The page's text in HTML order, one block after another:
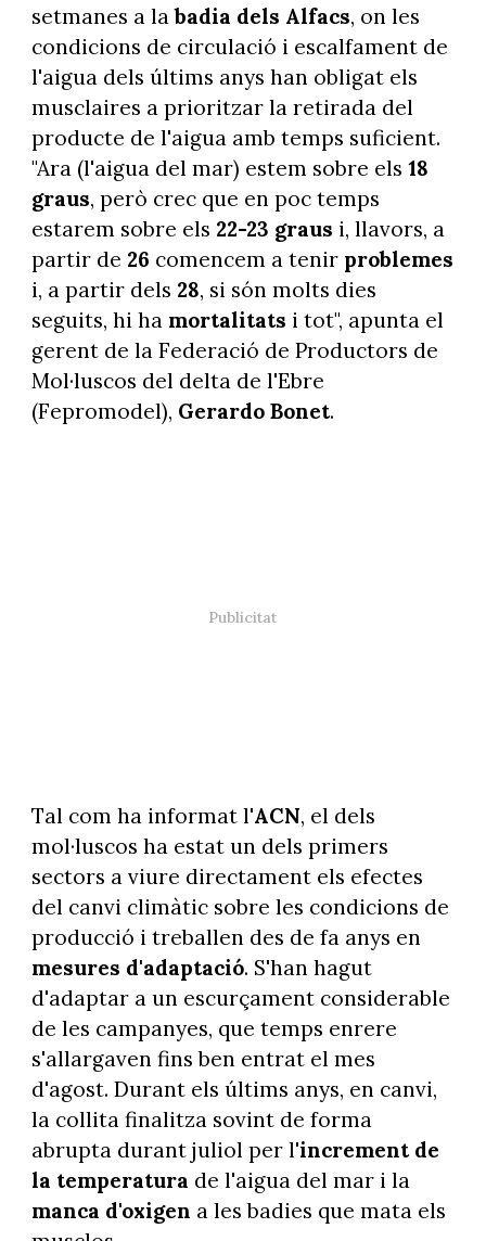
setmanes a la badia dels Alfacs, on les
condicions de circulació i escalfament de
l'aigua dels últims anys han obligat els
musclaires a prioritzar la retirada del
producte de l'aigua amb temps suficient.
"Ara (l'aigua del mar) estem sobre els 18
graus, però crec que en poc temps
estarem sobre els 22-23 graus i, llavors, a
partir de 26 comencem a tenir problemes
i, a partir dels 28, si són molts dies
seguits, hi ha mortalitats i tot", apunta el
gerent de la Federació de Productors de
Mol·luscos del delta de l'Ebre
(Fepromodel), Gerardo Bonet.
Tal com ha informat l'ACN, el dels
mol·luscos ha estat un dels primers
sectors a viure directament els efectes
del canvi climàtic sobre les condicions de
producció i treballen des de fa anys en
mesures d'adaptació. S'han hagut
d'adaptar a un escurçament considerable
de les campanyes, que temps enrere
s'allargaven fins ben entrat el mes
d'agost. Durant els últims anys, en canvi,
la collita finalitza sovint de forma
abrupta durant juliol per l'incrementde
la temperatura de l'aigua del mar i la
manca d'oxigen a les badies que mata els